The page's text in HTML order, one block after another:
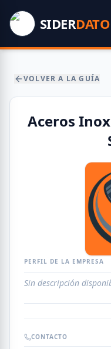
SIDERDATO
VOLVER A LA GUÍA
Aceros
PERFIL DE LA EMPRESA
Sin descripción
CONTACTO